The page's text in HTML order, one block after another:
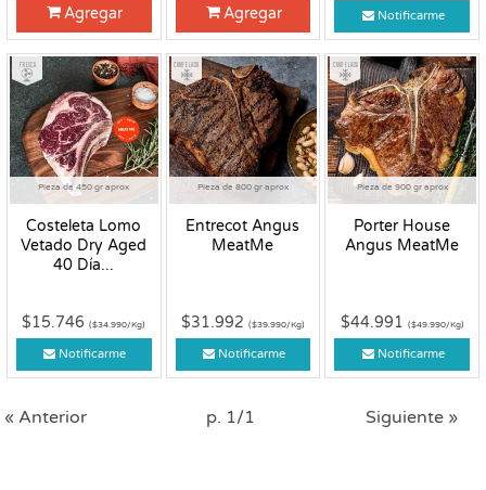
Agregar Agregar Notificarme
Pieza de 450 gr aprox
Costeleta Lomo
Vetado Dry Aged
40 Día...
Fresco
$15.746($34.990/Kg)
Notificarme
Pieza de 800 gr aprox
Entrecot Angus
MeatMe
Congelado
$31.992 ($39.990/Kg)
Notificarme
Pieza de 900 gr aprox
Porter House
Angus MeatMe
Congelado
$44.991 ($49.990/Kg)
Notificarme
« Anterior p. 1/1 Siguiente »